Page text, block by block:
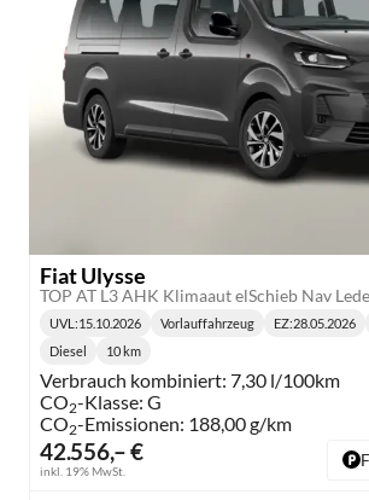
Fiat Ulysse
TOP AT L3 AHK Klimaaut elSchieb Nav
42.556,– €
inkl. 19% MwSt.
Lieferzeit:
UVL :15.10.2026 Vorlauffahrzeug EZ:28.05.2026
Kraftstoff:
Diesel
Kilometerstand:
10 km
Verbrauch kombiniert: 7,30 l/100km
CO2-Klasse: G
CO2-Emissionen: 188,00 g/km